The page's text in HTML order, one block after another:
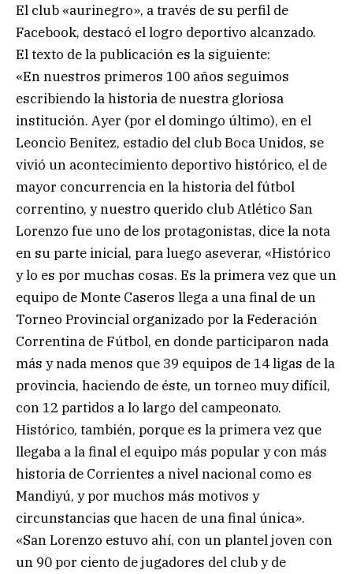
El club «aurinegro», a través de su perfil de
Facebook, destacó el logro deportivo alcanzado.
El texto de la publicación es la siguiente:
«En nuestros primeros 100 años seguimos
escribiendo la historia de nuestra gloriosa
institución. Ayer (por el domingo último), en el
Leoncio Benitez, estadio del club Boca Unidos, se
vivió un acontecimiento deportivo histórico, el de
mayor concurrencia en la historia del fútbol
correntino, y nuestro querido club Atlético San
Lorenzo fue uno de los protagonistas, dice la nota
en su parte inicial, para luego aseverar, «Histórico
y lo es por muchas cosas. Es la primera vez que un
equipo de Monte Caseros llega a una final de un
Torneo Provincial organizado por la Federación
Correntina de Fútbol, en donde participaron nada
más y nada menos que 39 equipos de 14 ligas de la
provincia, haciendo de éste, un torneo muy difícil,
con 12 partidos a lo largo del campeonato.
Histórico, también, porque es la primera vez que
llegaba a la final el equipo más popular y con más
historia de Corrientes a nivel nacional como es
Mandiyú, y por muchos más motivos y
circunstancias que hacen de una final única».
«San Lorenzo estuvo ahí, con un plantel joven con
un 90 por ciento de jugadores del club y de